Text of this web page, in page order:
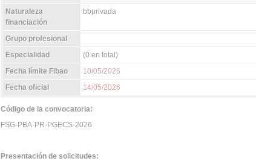
Naturaleza
financiación
bbprivada
Grupo profesional
Especialidad
(0 en total)
Fecha límite Fibao
10/05/2026
Fecha oficial
14/05/2026
Código de la convocatoria:
FSG-PBA-PR-PGECS-2026
Presentación de solicitudes: